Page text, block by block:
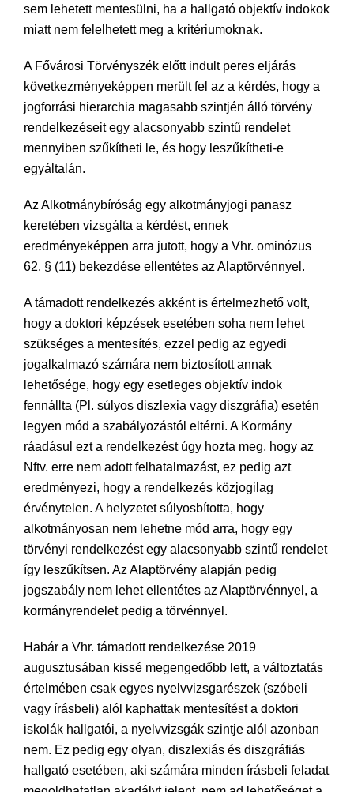
sem lehetett mentesülni, ha a hallgató objektív indokok
miatt nem felelhetett meg a kritériumoknak.
A Fővárosi Törvényszék előtt indult peres eljárás
következményeképpen merült fel az a kérdés, hogy a
jogforrási hierarchia magasabb szintjén álló törvény
rendelkezéseit egy alacsonyabb szintű rendelet
mennyiben szűkítheti le, és hogy leszűkítheti-e
egyáltalán.
Az Alkotmánybíróság egy alkotmányjogi panasz
keretében vizsgálta a kérdést, ennek
eredményeképpen arra jutott, hogy a Vhr. ominózus
62. § (11) bekezdése ellentétes az Alaptörvénnyel.
A támadott rendelkezés akként is értelmezhető volt,
hogy a doktori képzések esetében soha nem lehet
szükséges a mentesítés, ezzel pedig az egyedi
jogalkalmazó számára nem biztosított annak
lehetősége, hogy egy esetleges objektív indok
fennállta (Pl. súlyos diszlexia vagy diszgráfia) esetén
legyen mód a szabályozástól eltérni. A Kormány
ráadásul ezt a rendelkezést úgy hozta meg, hogy az
Nftv. erre nem adott felhatalmazást, ez pedig azt
eredményezi, hogy a rendelkezés közjogilag
érvénytelen. A helyzetet súlyosbította, hogy
alkotmányosan nem lehetne mód arra, hogy egy
törvényi rendelkezést egy alacsonyabb szintű rendelet
így leszűkítsen. Az Alaptörvény alapján pedig
jogszabály nem lehet ellentétes az Alaptörvénnyel, a
kormányrendelet pedig a törvénnyel.
Habár a Vhr. támadott rendelkezése 2019
augusztusában kissé megengedőbb lett, a változtatás
értelmében csak egyes nyelvvizsgarészek (szóbeli
vagy írásbeli) alól kaphattak mentesítést a doktori
iskolák hallgatói, a nyelvvizsgák szintje alól azonban
nem. Ez pedig egy olyan, diszlexiás és diszgráfiás
hallgató esetében, aki számára minden írásbeli feladat